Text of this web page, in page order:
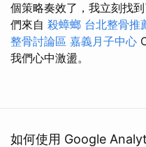
個策略奏效了，我立刻找到
們來自 殺蟑螂 台北整骨推
整骨討論區 嘉義月子中心
我們心中激盪。
如何使用 Google